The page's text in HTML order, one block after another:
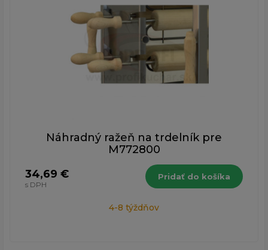
Náhradný ražeň na trdelník pre
M772800
34,69 €
s DPH
Pridať do košíka
4-8 týždňov